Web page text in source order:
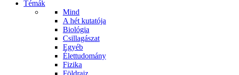
Témák
Mind
A hét kutatója
Biológia
Csillagászat
Egyéb
Élettudomány
Fizika
Földrajz